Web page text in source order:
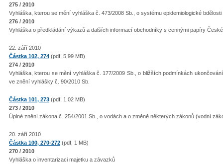
275 / 2010
Vyhláška, kterou se mění vyhláška č. 473/2008 Sb., o systému epidemiologické
276 / 2010
Vyhláška o předkládání výkazů a dalších informací obchodníky s cennými papíry
22. září 2010
Částka 102, 274 (pdf, 5,99 MB)
274 / 2010
Vyhláška, kterou se mění vyhláška č. 177/2009 Sb., o bližších podmínkách
ve znění vyhlášky č. 90/2010 Sb.
Částka 101, 273 (pdf, 1,02 MB)
273 / 2010
Úplné znění zákona č. 254/2001 Sb., o vodách a o změně některých zákonů (vodní
20. září 2010
Částka 100, 270-272 (pdf, 1 MB)
270 / 2010
Vyhláška o inventarizaci majetku a závazků